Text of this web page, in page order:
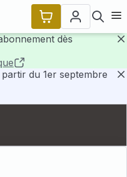
dès
du 1er septembre